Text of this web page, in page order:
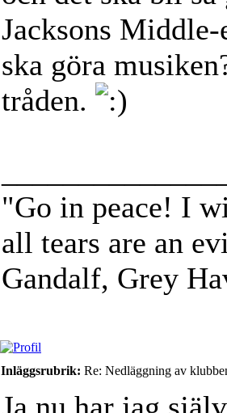
Jacksons
ska göra
tråden.
"Go in peace! I
all tears are an
Gandalf, Grey
Inläggsrubrik: Re: Nedläggning av